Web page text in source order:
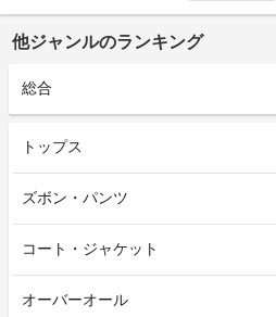
他ジャンルのランキング
総合
トップス
ズボン・パンツ
コート・ジャケット
オーバーオール